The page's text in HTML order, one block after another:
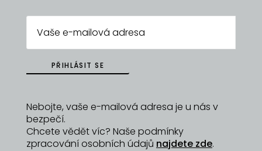
PŘIHLÁSIT SE
Nebojte, vaše e-mailová adresa je u nás v
bezpečí.
Chcete vědět víc? Naše podmínky
zpracování osobních údajů najdete zde.